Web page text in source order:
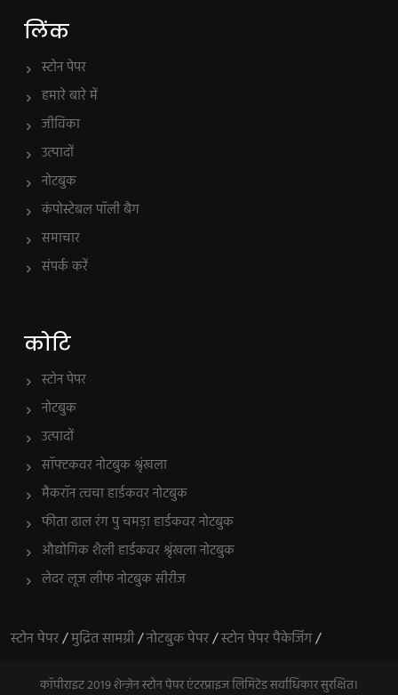
लिंक
स्टोन पेपर
हमारे बारे में
जीविका
उत्पादों
नोटबुक
कंपोस्टेबल पॉली बैग
समाचार
संपर्क करें
कोटि
स्टोन पेपर
नोटबुक
उत्पादों
सॉफ्टकवर नोटबुक श्रृंखला
मैकरॉन त्वचा हार्डकवर नोटबुक
फीता ढाल रंग पु चमड़ा हार्डकवर नोटबुक
औद्योगिक शैली हार्डकवर श्रृंखला नोटबुक
लेदर लूज लीफ नोटबुक सीरीज
स्टोन पेपर/मुद्रित सामग्री/नोटबुक पेपर/स्टोन पेपर पैकेजिंग/
कॉपीराइट 2019 शेन्ज़ेन स्टोन पेपर एंटरप्राइज लिमिटेड सर्वाधिकार सुरक्षित।